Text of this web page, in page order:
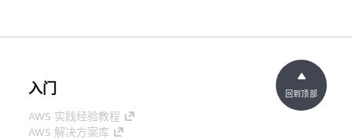
入门
AWS 实践经验教程
AWS 解决方案库
回到顶部